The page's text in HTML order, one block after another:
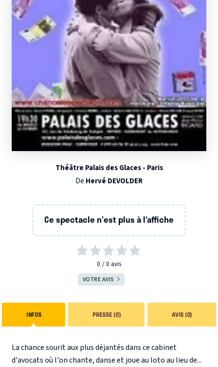
Théâtre Palais des Glaces - Paris
De Hervé DEVOLDER
Ce spectacle n'est plus à l’affiche
0 0 avis
VOTRE AVIS
INFOS PRESSE (0) AVIS (0)
La chance sourit aux plus déjantés dans ce cabinet
d'avocats où l'on chante, danse et joue au loto au lieu de...